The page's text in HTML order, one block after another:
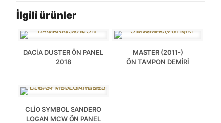
İlgili ürünler
DACİA DUSTER ÖN PANEL
2018
MASTER (2011-)
ÖN TAMPON DEMİRİ
CLİO SYMBOL SANDERO
LOGAN MCW ÖN PANEL